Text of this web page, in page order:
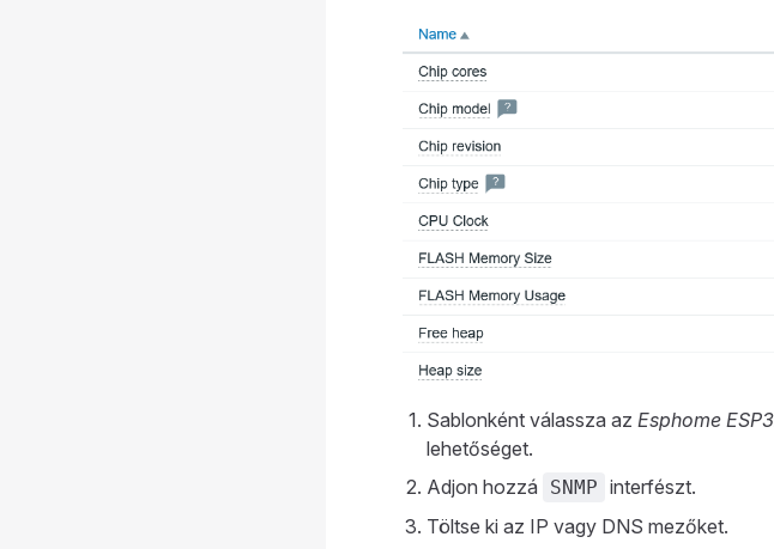
Sablonként válassza az Esphome
lehetőséget.
Adjon hozzá
SNMP interfészt.
Töltse ki az IP vagy DNS mezőket.